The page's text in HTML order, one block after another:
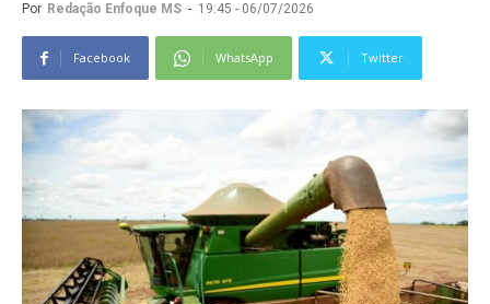
Por Redação Enfoque MS - 19:45 - 06/07/2026
Facebook WhatsApp Twitter